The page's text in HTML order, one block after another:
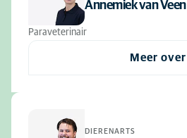
Annemiek van Veen
Paraveterinair
Meer over
DIERENARTS